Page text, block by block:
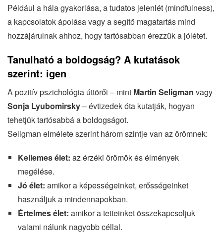
Például a hála gyakorlása, a tudatos jelenlét (mindfulness),
a kapcsolatok ápolása vagy a segítő magatartás mind
hozzájárulnak ahhoz, hogy tartósabban érezzük a jólétet.
Tanulható a boldogság? A kutatások
szerint: igen
A pozitív pszichológia úttörői – mint Martin Seligman vagy
Sonja Lyubomirsky– évtizedek óta kutatják, hogyan
tehetjük tartósabbá a boldogságot.
Seligman elmélete szerint három szintje van az örömnek:
Kellemes élet: az érzéki örömök és élmények
megélése.
Jó élet: amikor a képességeinket, erősségeinket
használjuk a mindennapokban.
Értelmes élet: amikor a tetteinket összekapcsoljuk
valami nálunk nagyobb céllal.